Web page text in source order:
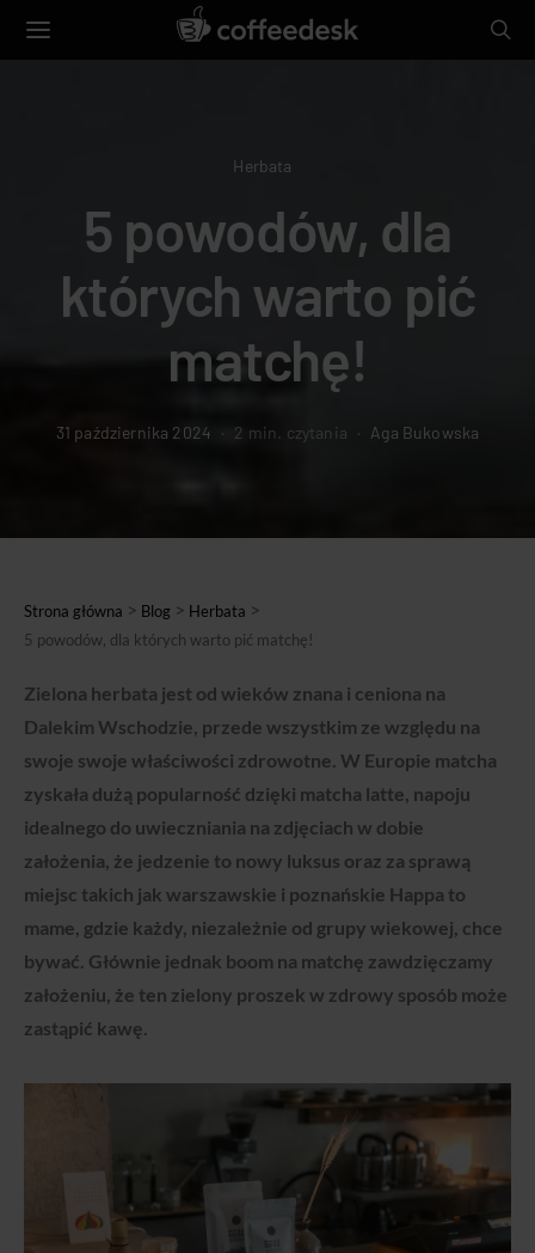
Herbata
5 powodów, dla
których warto pić
matchę!
31 października 2024 2 min. czytania Aga Bukowska
Strona główna > Blog > Herbata >
5 powodów, dla których warto pić matchę!
Zielona herbata jest od wieków znana i ceniona na
Dalekim Wschodzie, przede wszystkim ze względu na
swoje swoje właściwości zdrowotne. W Europie matcha
zyskała dużą popularność dzięki matcha latte, napoju
idealnego do uwieczniania na zdjęciach w dobie
założenia, że jedzenie to nowy luksus oraz za sprawą
miejsc takich jak warszawskie i poznańskie Happa to
mame, gdzie każdy, niezależnie od grupy wiekowej, chce
bywać. Głównie jednak boom na matchę zawdzięczamy
założeniu, że ten zielony proszek w zdrowy sposób może
zastąpić kawę.